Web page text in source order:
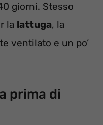
giorni. Stesso
la lattuga, la
ventilato e un po’
prima di